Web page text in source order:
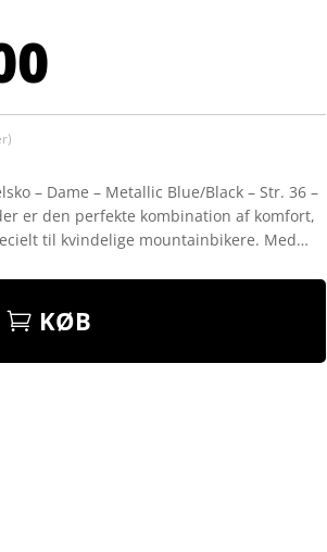
– Dame – Metallic Blue/Black – Str. 36 –
er den perfekte kombination af komfort,
til kvindelige mountainbikere. Med…
KØB